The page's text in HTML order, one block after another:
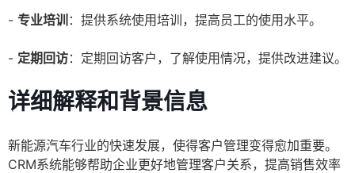
- 专业培训 ：提供系统使用培训，提高员工的使用水平。
- 定期回访：定期回访客户，了解使用情况，提供改进建议。
详细解释和背景信息
新能源汽车行业的快速发展，使得客户管理变得愈加重要。
CRM系统能够帮助企业更好地管理客户关系，提高销售效率